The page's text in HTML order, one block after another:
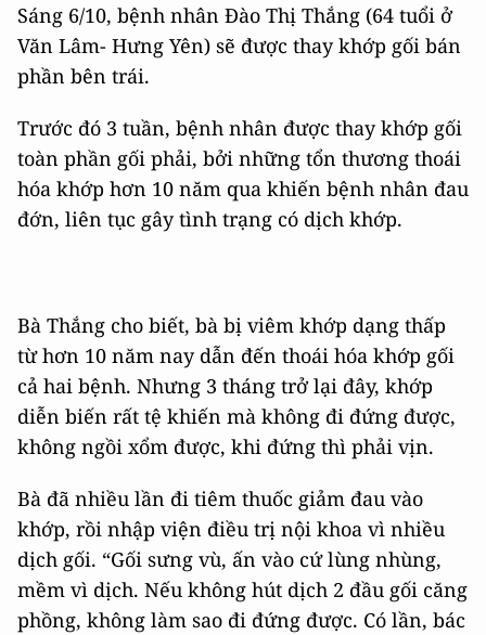
Sáng 6/10, bệnh nhân Đào Thị Thắng (64 tuổi ở
Văn Lâm- Hưng Yên) sẽ được thay khớp gối bán
phần bên trái.
Trước đó 3 tuần, bệnh nhân được thay khớp gối
toàn phần gối phải, bởi những tổn thương thoái
hóa khớp hơn 10 năm qua khiến bệnh nhân đau
đớn, liên tục gây tình trạng có dịch khớp.
Bà Thắng cho biết, bà bị viêm khớp dạng thấp
từ hơn 10 năm nay dẫn đến thoái hóa khớp gối
cả hai bệnh. Nhưng 3 tháng trở lại đây, khớp
diễn biến rất tệ khiến mà không đi đứng được,
không ngồi xổm được, khi đứng thì phải vịn.
Bà đã nhiều lần đi tiêm thuốc giảm đau vào
khớp, rồi nhập viện điều trị nội khoa vì nhiều
dịch gối. “Gối sưng vù, ấn vào cứ lùng nhùng,
mềm vì dịch. Nếu không hút dịch 2 đầu gối căng
phồng, không làm sao đi đứng được. Có lần, bác